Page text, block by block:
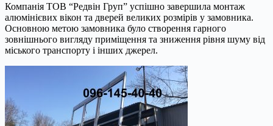
Компанія ТОВ “Редвін Груп” успішно завершила монтаж
алюмінієвих вікон та дверей великих розмірів у замовника.
Основною метою замовника було створення гарного
зовнішнього вигляду приміщення та зниження рівня шуму від
міського транспорту і інших джерел.